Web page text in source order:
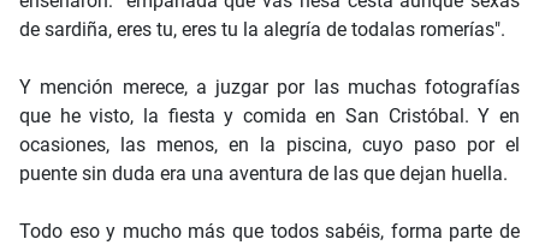
de sardiña, eres tu, eres tu la alegría de todalas romerías".
Y mención merece, a juzgar por las muchas fotografías
que he visto, la fiesta y comida en San Cristóbal. Y en
ocasiones, las menos, en la piscina, cuyo paso por el
puente sin duda era una aventura de las que dejan huella.
Todo eso y mucho más que todos sabéis, forma parte de